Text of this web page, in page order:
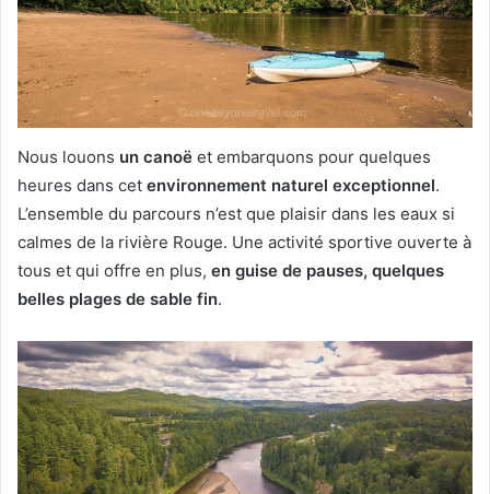
Nous louons un canoë et embarquons pour quelques
heures dans cet environnement naturel exceptionnel.
L’ensemble du parcours n’est que plaisir dans les eaux si
calmes de la rivière Rouge. Une activité sportive ouverte à
tous et qui offre en plus, en guise de pauses, quelques
belles plages de sable fin.